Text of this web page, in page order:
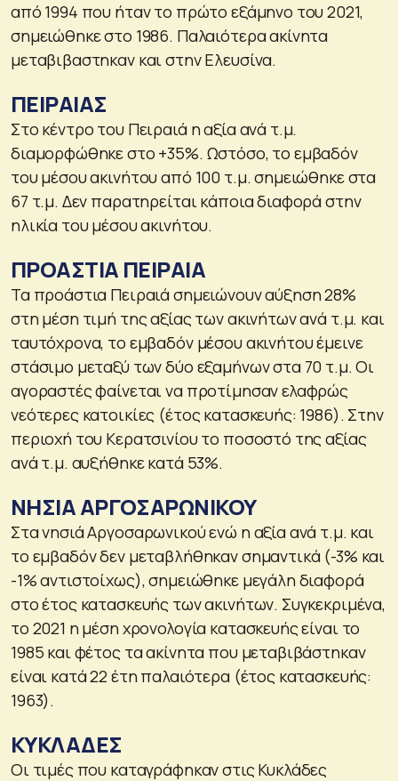
από 1994 που ήταν το πρώτο εξάμηνο του 2021,
σημειώθηκε στο 1986. Παλαιότερα ακίνητα
μεταβιβαστηκαν και στην Ελευσίνα.
ΠΕΙΡΑΙΑΣ
Στο κέντρο του Πειραιά η αξία ανά τ.μ.
διαμορφώθηκε στο +35%. Ωστόσο, το εμβαδόν
του μέσου ακινήτου από 100 τ.μ. σημειώθηκε στα
67 τ.μ. Δεν παρατηρείται κάποια διαφορά στην
ηλικία του μέσου ακινήτου.
ΠΡΟΑΣΤΙΑ ΠΕΙΡΑΙΑ
Τα προάστια Πειραιά σημειώνουν αύξηση 28%
στη μέση τιμή της αξίας των ακινήτων ανά τ.μ. και
ταυτόχρονα, το εμβαδόν μέσου ακινήτου έμεινε
στάσιμο μεταξύ των δύο εξαμήνων στα 70 τ.μ. Οι
αγοραστές φαίνεται να προτίμησαν ελαφρώς
νεότερες κατοικίες (έτος κατασκευής: 1986). Στην
περιοχή του Κερατσινίου το ποσοστό της αξίας
ανά τ.μ. αυξήθηκε κατά 53%.
ΝΗΣΙΑ ΑΡΓΟΣΑΡΩΝΙΚΟΥ
Στα νησιά Αργοσαρωνικού ενώ η αξία ανά τ.μ. και
το εμβαδόν δεν μεταβλήθηκαν σημαντικά (-3% και
-1% αντιστοίχως), σημειώθηκε μεγάλη διαφορά
στο έτος κατασκευής των ακινήτων. Συγκεκριμένα,
το 2021 η μέση χρονολογία κατασκευής είναι το
1985 και φέτος τα ακίνητα που μεταβιβάστηκαν
είναι κατά 22 έτη παλαιότερα (έτος κατασκευής:
1963).
ΚΥΚΛΑΔΕΣ
Οι τιμές που καταγράφηκαν στις Κυκλάδες